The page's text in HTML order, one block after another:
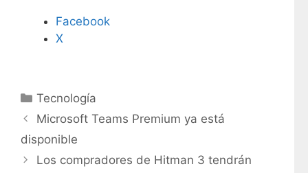
Facebook
X
C
a
e
g
Tecnología
Microsoft Teams Premium ya está
disponible
Los compradores de Hitman 3 tendrán